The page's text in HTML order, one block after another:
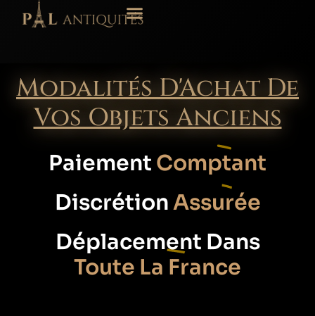
Modalités D'Achat De
Vos Objets Anciens
Paiement Comptant
DiscrétionAssurée
Déplacement Dans
Toute La France